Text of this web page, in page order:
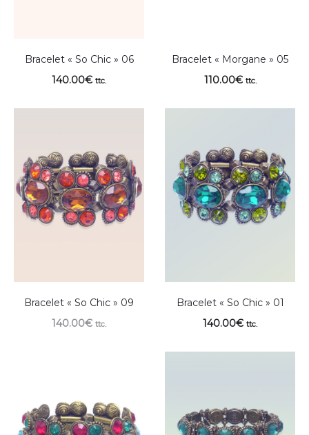
Bracelet « So Chic » 06
140.00€ ttc.
Bracelet « Morgane » 05
110.00€ ttc.
Bracelet « So Chic » 09
140.00€ ttc.
Bracelet « So Chic » 01
140.00€ ttc.